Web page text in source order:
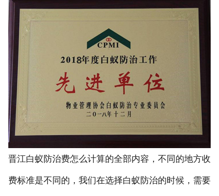
晋江白蚁防治费怎么计算的全部内容，不同的地方收
费标准是不同的，我们在选择白蚁防治的时候，需要